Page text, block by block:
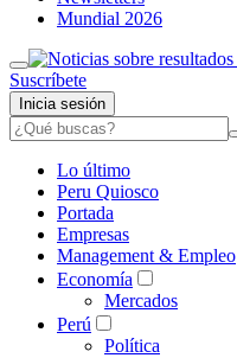
Mundial 2026
Suscríbete
Inicia sesión
Lo último
Peru Quiosco
Portada
Empresas
Management & Empleo
Economía
Mercados
Perú
Política